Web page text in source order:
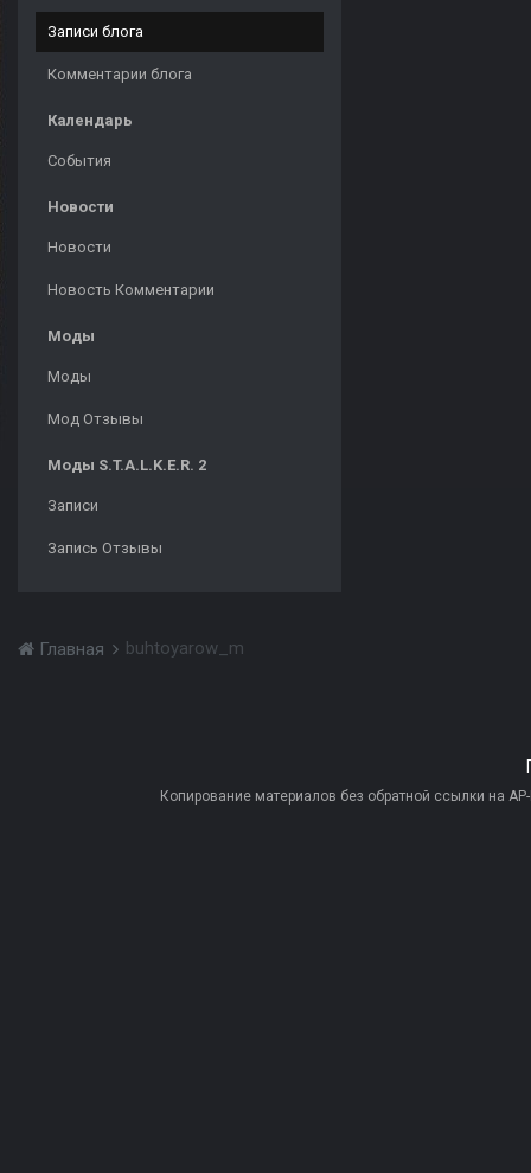
Записи блога
Комментарии блога
Календарь
События
Новости
Новости
Новость Комментарии
Моды
Моды
Мод Отзывы
Моды S.T.A.L.K.E.R. 2
Записи
Запись Отзывы
Главная buhtoyarow_m
Копирование материалов без обратной ссылки на